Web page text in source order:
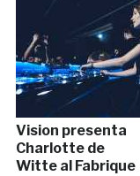
Vision presenta
Charlotte de
Witte al Fabrique